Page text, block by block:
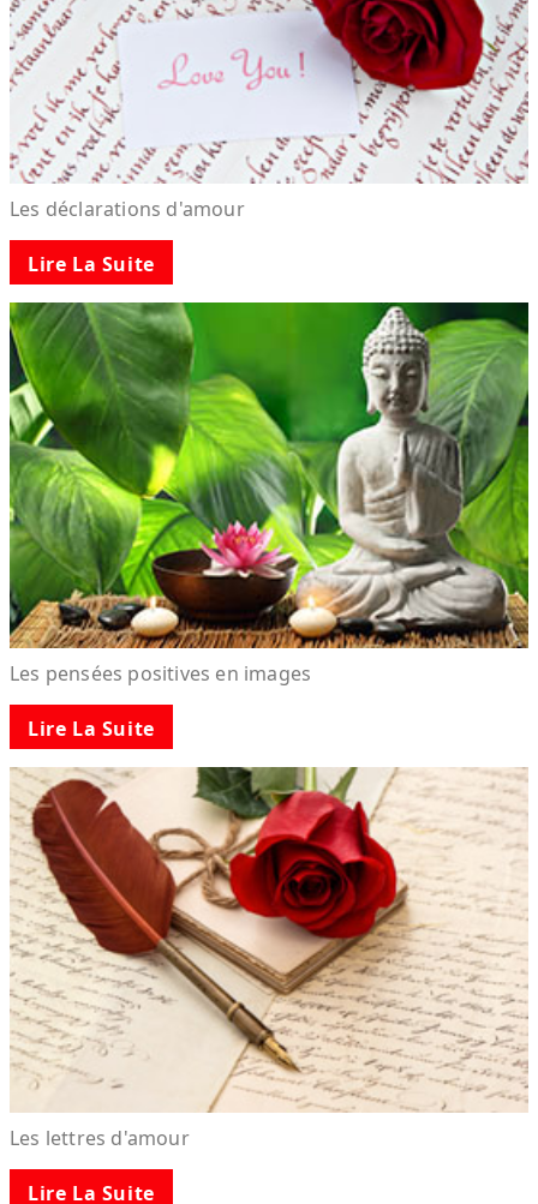
Les déclarations d'amour
Lire La Suite
Les pensées positives en images
Lire La Suite
Les lettres d'amour
Lire La Suite